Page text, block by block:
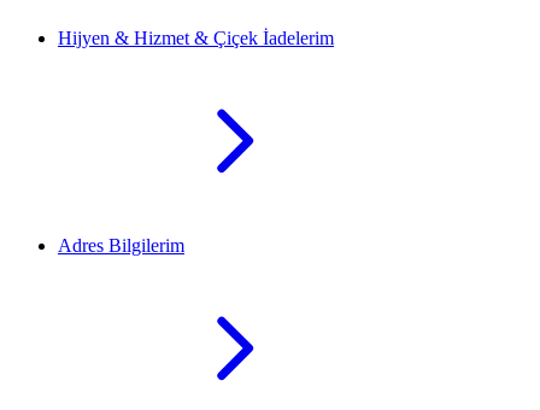
Hijyen & Hizmet & Çiçek İadelerim
Adres Bilgilerim